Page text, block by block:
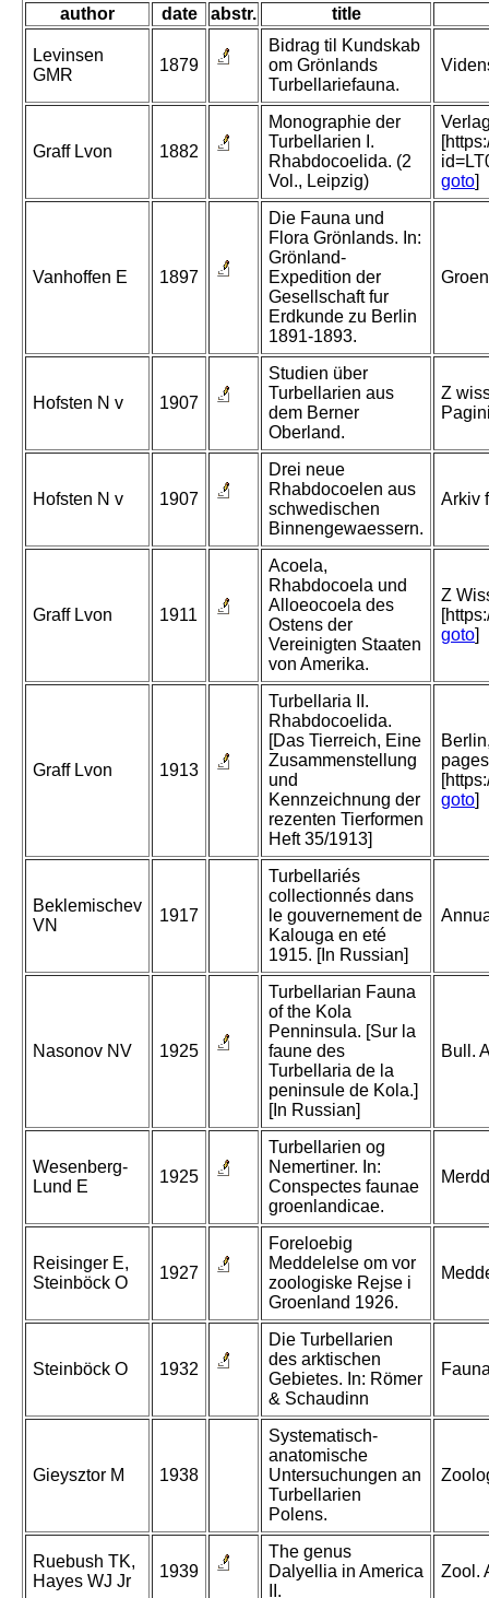
author date abstr. title
Levinsen
GMR
1879
Bidrag til Kundskab
om Grönlands
Turbellariefauna.
Graff Lvon 1882
Monographie der
Turbellarien I.
Rhabdocoelida. (2
Vol., Leipzig)
goto]
Vanhoffen E 1897
Die Fauna und
Flora Grönlands. In:
Grönland-
Expedition der
Gesellschaft fur
Erdkunde zu Berlin
1891-1893.
Hofsten N v 1907
Studien über
Turbellarien aus
dem Berner
Oberland.
Z
Hofsten N v 1907
Drei neue
Rhabdocoelen aus
schwedischen
Binnengewaessern.
Arkiv
Graff Lvon 1911
Acoela,
Rhabdocoela und
Alloeocoela des
Ostens der
Vereinigten Staaten
von Amerika.
Z
goto]
Graff Lvon 1913
Turbellaria II.
Rhabdocoelida.
[Das Tierreich, Eine
Zusammenstellung
und
Kennzeichnung der
rezenten Tierformen
Heft 35/1913]
goto]
Beklemischev
VN
1917
Turbellariés
collectionnés dans
le gouvernement de
Kalouga en eté
1915. [In Russian]
Nasonov NV 1925
Turbellarian Fauna
of the Kola
Penninsula. [Sur la
faune des
Turbellaria de la
peninsule de Kola.]
[In Russian]
Bull.
Wesenberg-
Lund E
1925
Turbellarien og
Nemertiner. In:
Conspectes faunae
groenlandicae.
Reisinger E,
Steinböck O
1927
Foreloebig
Meddelelse om vor
zoologiske Rejse i
Groenland 1926.
Steinböck O 1932
Die Turbellarien
des arktischen
Gebietes. In: Römer
& Schaudinn
Gieysztor M 1938
Systematisch-
anatomische
Untersuchungen an
Turbellarien
Polens.
Ruebush TK,
Hayes WJ Jr
1939
The genus
Dalyellia in America
II.
Zool.